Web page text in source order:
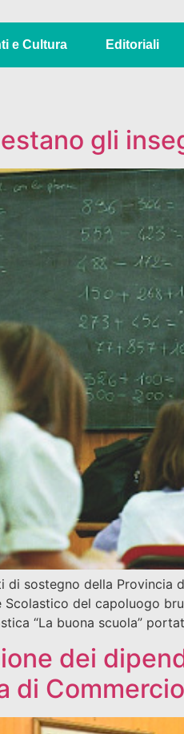
e Cultura Editoriali
gli
sostegno della
Scolastico del capoluogo
“La buona scuola”
dei
di Commercio